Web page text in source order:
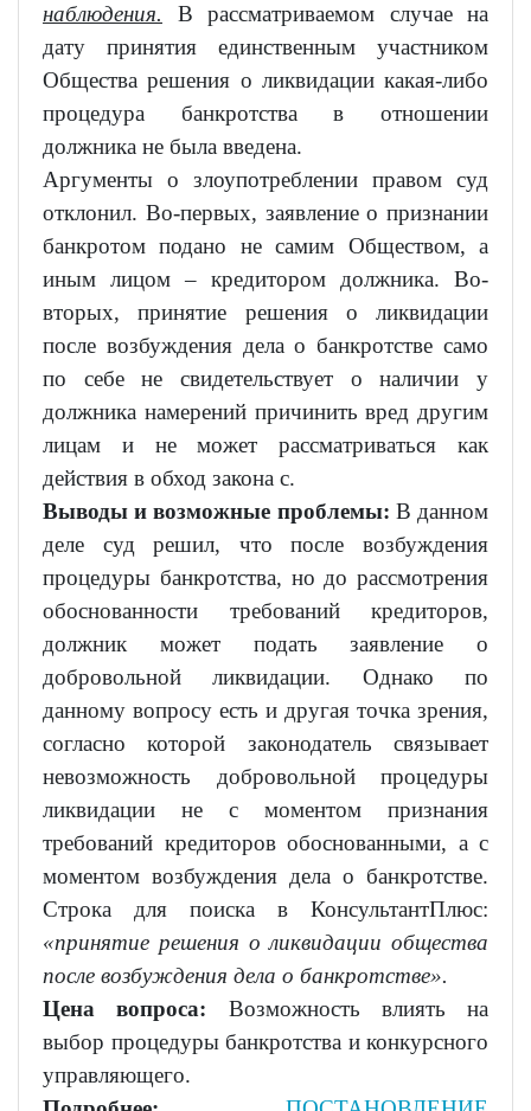
наблюдения. В рассматриваемом случае на
дату принятия единственным участником
Общества решения о ликвидации какая-либо
процедура банкротства в отношении
должника не была введена.
Аргументы о злоупотреблении правом суд
отклонил. Во-первых, заявление о признании
банкротом подано не самим Обществом, а
иным лицом – кредитором должника. Во-
вторых, принятие решения о ликвидации
после возбуждения дела о банкротстве само
по себе не свидетельствует о наличии у
должника намерений причинить вред другим
лицам и не может рассматриваться как
действия в обход закона с.
Выводы и возможные проблемы: В данном
деле суд решил, что после возбуждения
процедуры банкротства, но до рассмотрения
обоснованности требований кредиторов,
должник может подать заявление о
добровольной ликвидации. Однако по
данному вопросу есть и другая точка зрения,
согласно которой законодатель связывает
невозможность добровольной процедуры
ликвидации не с моментом признания
требований кредиторов обоснованными, а с
моментом возбуждения дела о банкротстве.
Строка для поиска в КонсультантПлюс:
«принятие решения о ликвидации общества
после возбуждения дела о банкротстве».
Цена вопроса: Возможность влиять на
выбор процедуры банкротства и конкурсного
управляющего.